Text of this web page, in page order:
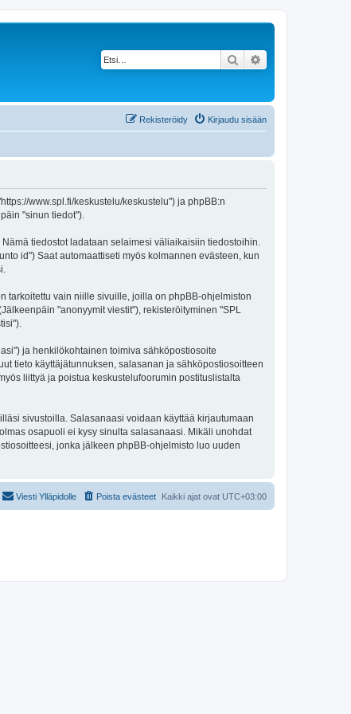
Etsi
Kirjaudu sisään
Rekisteröidy
www.spl.fi/keskustelu/keskustelu") ja phpBB:n
"sinun tiedot").
tiedostot ladataan selaimesi väliaikaisiin tiedostoihin.
id") Saat automaattiseti myös kolmannen evästeen, kun
tarkoitettu vain niille sivuille, joilla on phpBB-ohjelmiston
"anonyymit viestit"), rekisteröityminen "SPL
ja henkilökohtainen toimiva sähköpostiosoite
tieto käyttäjätunnuksen, salasanan ja sähköpostiosoitteen
liittyä ja poistua keskustelufoorumin postituslistalta
sivustoilla. Salasanaasi voidaan käyttää kirjautumaan
osapuoli ei kysy sinulta salasanaasi. Mikäli unohdat
jonka jälkeen phpBB-ohjelmisto luo uuden
Kaikki ajat ovat UTC+03:00
Poista evästeet
Viesti Ylläpidolle